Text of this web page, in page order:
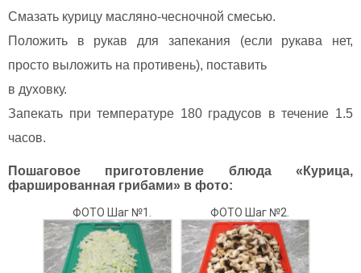
Смазать курицу масляно-чесночной смесью.
Положить в рукав для запекания (если рукава нет,
просто выложить на противень), поставить
в духовку.
Запекать при температуре 180 градусов в течение 1.5
часов.
Пошаговое приготовление блюда «Курица,
фаршированная грибами» в фото:
ФОТО Шаг №1. ФОТО Шаг №2.